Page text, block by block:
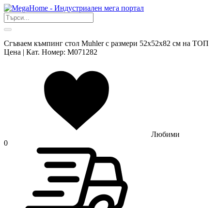
Сгъваем къмпинг стол Muhler с размери 52x52x82 см на ТОП
Цена | Кат. Номер: M071282
Любими
0